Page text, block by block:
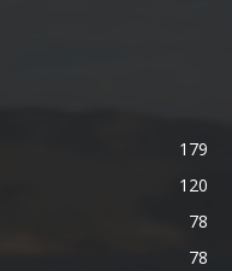
179
120
78
78